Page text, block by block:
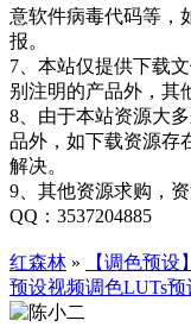
意软件病毒代码等，
报。
7、本站仅提供下载
别注明的产品外，其
8、由于本站资源大
品外，如下载资源存
解决。
9、其他资源求购，
QQ：3537204885
红森林 »
【调色预
预设视频调色LUTs预